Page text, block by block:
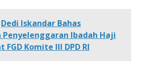
Dedi Iskandar Bahas
Penyelenggaran Ibadah Haji
FGD Komite III DPD RI